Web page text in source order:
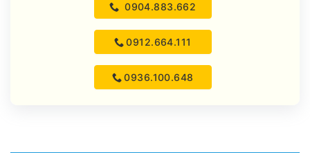
0904.883.662
0912.664.111
0936.100.648